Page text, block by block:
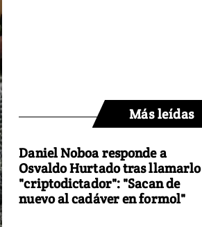
Más leídas
Daniel Noboa responde a
Osvaldo Hurtado tras llamarlo
"criptodictador": "Sacan de
nuevo al cadáver en formol"